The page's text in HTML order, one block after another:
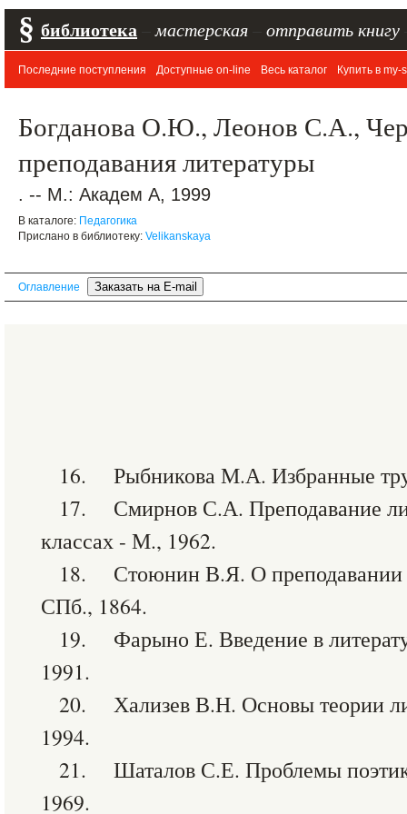
§ библиотека мастерская отправить книгу
Последние поступления Доступные on-line Весь каталог Купить в my-
Богданова О.Ю., Леонов С.А.,
преподавания литературы
. -- М.: Академ А, 1999
В каталоге: Педагогика
Прислано в библиотеку: Velikanskaya
Оглавление
16. Рыбникова М.А. Избранные
17. Смирнов С.А. Преподавание
классах - М., 1962.
18. Стоюнин В.Я. О преподавании
СПб., 1864.
19. Фарыно Е. Введение в
1991.
20. Хализев В.Н. Основы теории
1994.
21. Шаталов С.Е. Проблемы
1969.